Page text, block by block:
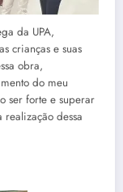
da UPA,
crianças e suas
obra,
do meu
ser forte e superar
dessa